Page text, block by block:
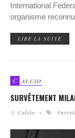
International
organisme
LIRE LA SUITE
C ALCIO
SURVÊTEMENT
Calcio